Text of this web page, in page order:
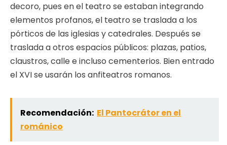
decoro, pues en el teatro se estaban integrando
elementos profanos, el teatro se traslada a los
pórticos de las iglesias y catedrales. Después se
traslada a otros espacios públicos: plazas, patios,
claustros, calle e incluso cementerios. Bien entrado
el XVI se usarán los anfiteatros romanos.
Recomendación: El Pantocrátor en el
románico